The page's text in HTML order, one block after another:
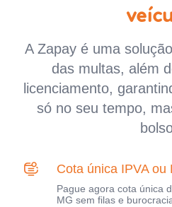
A Zapay é uma
das multas, além
licenciamento,
só no seu tempo,
Cota única IPVA ou
Pague agora cota única
MG sem filas e